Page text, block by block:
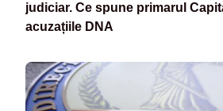
judiciar. Ce spune primarul
acuzațiile DNA